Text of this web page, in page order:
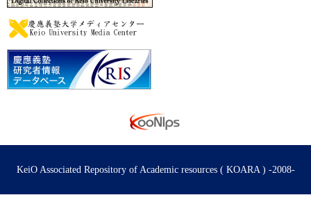
KeiO Associated Repository of Academic resources ( KOARA ) -2008-